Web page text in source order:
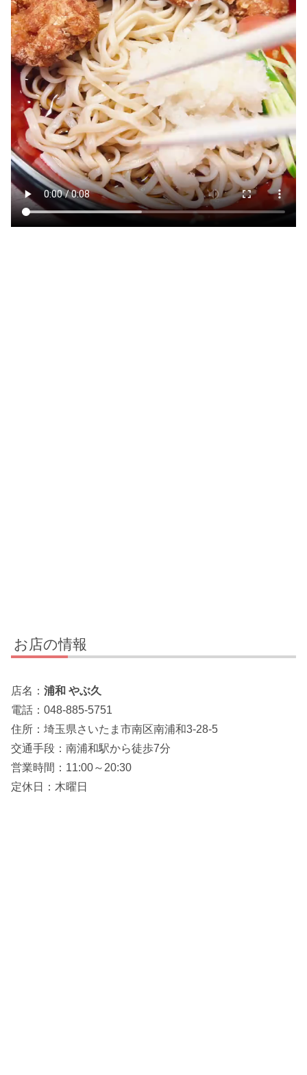
お店の情報
店名： 浦和 やぶ久
電話：048-885-5751
住所：埼玉県さいたま市南区南浦和3-28-5
交通手段：南浦和駅から徒歩7分
営業時間：11:00～20:30
定休日：木曜日